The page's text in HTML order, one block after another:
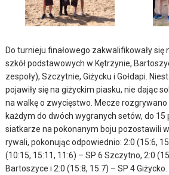
Do turnieju finałowego zakwalifikowały się
szkół podstawowych w Kętrzynie,
zespoły), Szczytnie, Giżycku i Gołdapi.
pojawiły się na giżyckim piasku, nie dając
na walkę o zwycięstwo. Mecze
każdym do dwóch wygranych setów, do 15
siatkarze na pokonanym boju pozostawili
rywali, pokonując odpowiednio: 2:0 (15:6,
(10:15, 15:11, 11:6) – SP 6 Szczytno, 2:0
Bartoszyce i 2:0 (15:8, 15:7) – SP 4